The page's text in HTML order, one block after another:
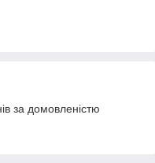
за домовленістю